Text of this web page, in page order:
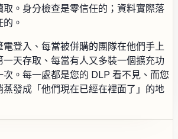
取。身分檢查是零信任的；資料實際落
。
登入、每當被併購的團隊在他們手上
天存取、每當有人又多裝一個擴充功
。每一處都是您的 DLP 看不見、而您
蒸發成「他們現在已經在裡面了」的地